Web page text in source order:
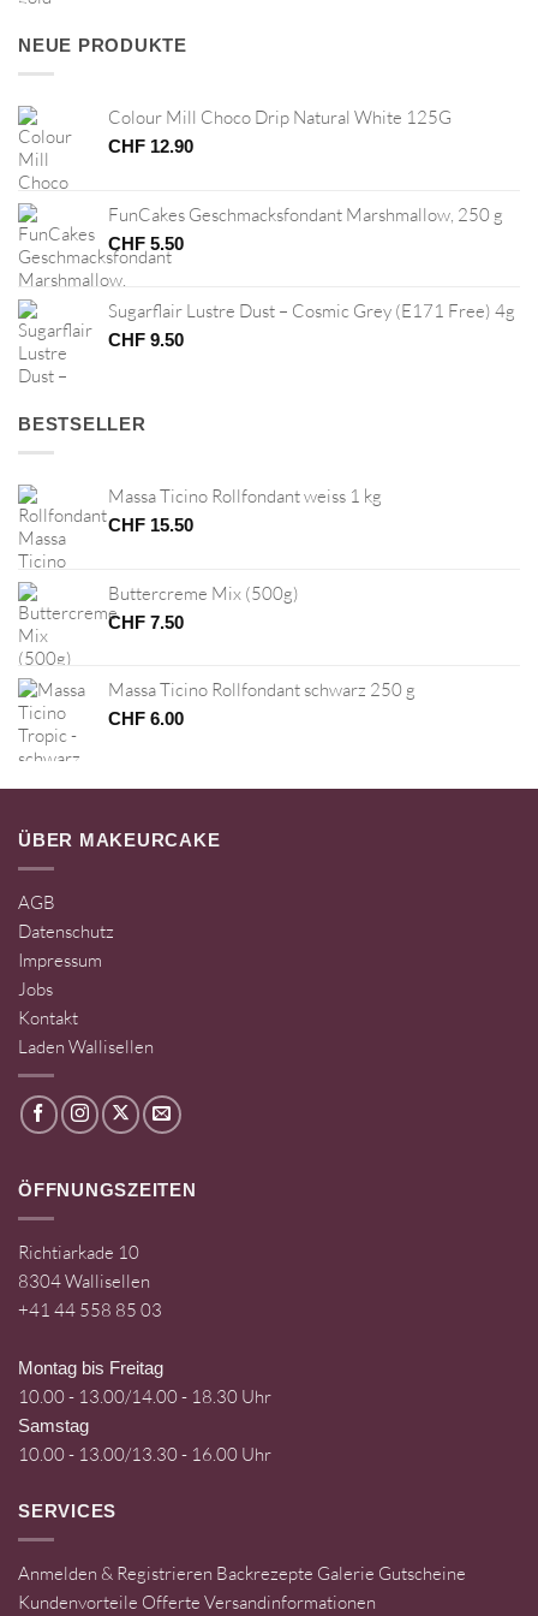
NEUE PRODUKTE
Colour Mill Choco Drip Natural White 125G
CHF 12.90
FunCakes Geschmacksfondant Marshmallow, 250 g
CHF 5.50
Sugarflair Lustre Dust – Cosmic Grey (E171 Free) 4g
CHF 9.50
BESTSELLER
Massa Ticino Rollfondant weiss 1 kg
CHF 15.50
Buttercreme Mix (500g)
CHF 7.50
Massa Ticino Rollfondant schwarz 250 g
CHF 6.00
ÜBER MAKEURCAKE
AGB
Datenschutz
Impressum
Jobs
Kontakt
Laden Wallisellen
ÖFFNUNGSZEITEN
Richtiarkade 10
8304 Wallisellen
+41 44 558 85 03
Montag bis Freitag
10.00 - 13.00/14.00 - 18.30 Uhr
Samstag
10.00 - 13.00/13.30 - 16.00 Uhr
SERVICES
Anmelden & Registrieren Backrezepte Galerie Gutscheine
Kundenvorteile Offerte Versandinformationen